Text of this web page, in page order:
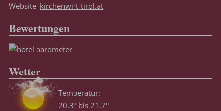
Website: kirchenwirt-tirol.at
Bewertungen
Wetter
Temperatur:
20.3° bis 21.7°